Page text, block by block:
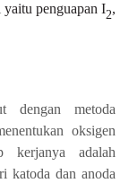
yaitu penguapan I2,
dengan metoda
oksigen
kerjanya adalah
katoda dan anoda